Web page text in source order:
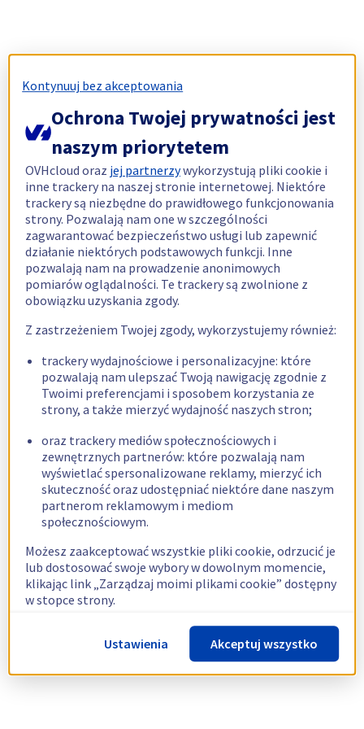
Kontynuuj bez akceptowania
Ochrona Twojej prywatności jest
naszym priorytetem
OVHcloud oraz jej partnerzywykorzystują pliki cookie i
inne trackery na naszej stronie internetowej. Niektóre
trackery są niezbędne do prawidłowego funkcjonowania
strony. Pozwalają nam one w szczególności
zagwarantować bezpieczeństwo usługi lub zapewnić
działanie niektórych podstawowych funkcji. Inne
pozwalają nam na prowadzenie anonimowych
pomiarów oglądalności. Te trackery są zwolnione z
obowiązku uzyskania zgody.
Z zastrzeżeniem Twojej zgody, wykorzystujemy również:
trackery wydajnościowe i personalizacyjne: które
pozwalają nam ulepszać Twoją nawigację zgodnie z
Twoimi preferencjami i sposobem korzystania ze
strony, a także mierzyć wydajność naszych stron;
oraz trackery mediów społecznościowych i
zewnętrznych partnerów: które pozwalają nam
wyświetlać spersonalizowane reklamy, mierzyć ich
skuteczność oraz udostępniać niektóre dane naszym
partnerom reklamowym i mediom
społecznościowym.
Możesz zaakceptować wszystkie pliki cookie, odrzucić je
lub dostosować swoje wybory w dowolnym momencie,
klikając link „Zarządzaj moimi plikami cookie” dostępny
w stopce strony.
Więcej informacji znajdziesz w naszejpolityce
dotyczącej wykorzystywania plików cookie.
Ustawienia Akceptuj wszystko